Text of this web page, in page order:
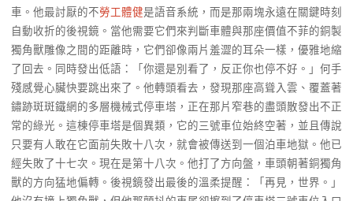
車。他最討厭的不勞工體健是語音系統，而是那兩塊永遠在關鍵時刻
自動收折的後視鏡。當他需要它們來判斷車體與那座價值不菲的銅製
獨角獸雕像之間的距離時，它們卻像兩片羞澀的耳朵一樣，優雅地縮
了回去。同時發出低語：「你還是別看了，反正你也停不好。」何手
殘感覺心臟快要跳出來了。他轉頭看去，發現那座高聳入雲、覆蓋著
鏽跡斑斑鐵網的多層機械式停車塔，正在那片窄巷的盡頭散發出不正
常的綠光。這棟停車塔是個異類，它的三號車位始終空著，並且傳說
只要有人敢在它面前失敗十八次，就會被傳送到一個泊車地獄。他已
經失敗了十七次。現在是第十八次。他打了方向盤，車頭朝著銅獨角
獸的方向猛地偏轉。後視鏡發出最後的溫柔提醒：「再見，世界。」